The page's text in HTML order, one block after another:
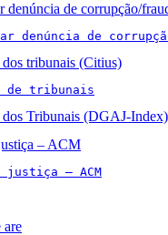
denúncia de corrupção/
denúncia de
dos tribunais (Citius)
de tribunais
dos Tribunais (DGAJ-Index)
– ACM
justiça – ACM
are